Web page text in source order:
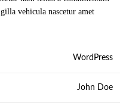
vehicula nascetur amet
WordPress
John Doe